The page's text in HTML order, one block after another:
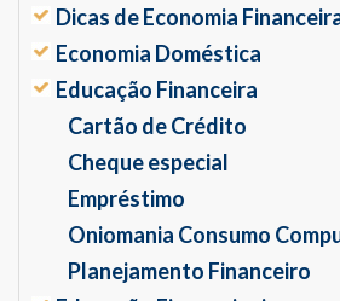
Dicas de Economia
Economia Doméstica
Educação Financeira
Cartão de Crédito
Cheque especial
Empréstimo
Oniomania Consumo
Planejamento Financeiro